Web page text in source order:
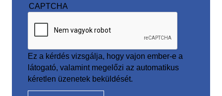
CAPTCHA
Ez a kérdés vizsgálja, hogy vajon ember-e a
látogató, valamint megelőzi az automatikus
kéretlen üzenetek beküldését.